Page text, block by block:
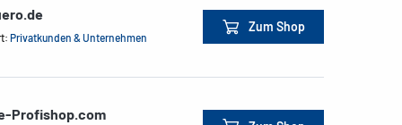
Privatkunden & Unternehmen
Zum Shop
Profishop.com